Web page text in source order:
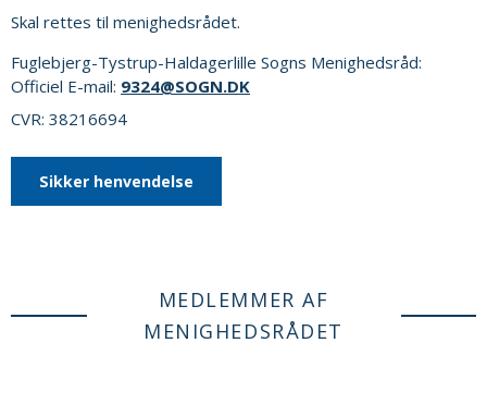
Skal rettes til menighedsrådet.
Fuglebjerg-Tystrup-Haldagerlille Sogns Menighedsråd:
Officiel E-mail: 9324@SOGN.DK
CVR: 38216694
Sikker henvendelse
MEDLEMMER AF
MENIGHEDSRÅDET